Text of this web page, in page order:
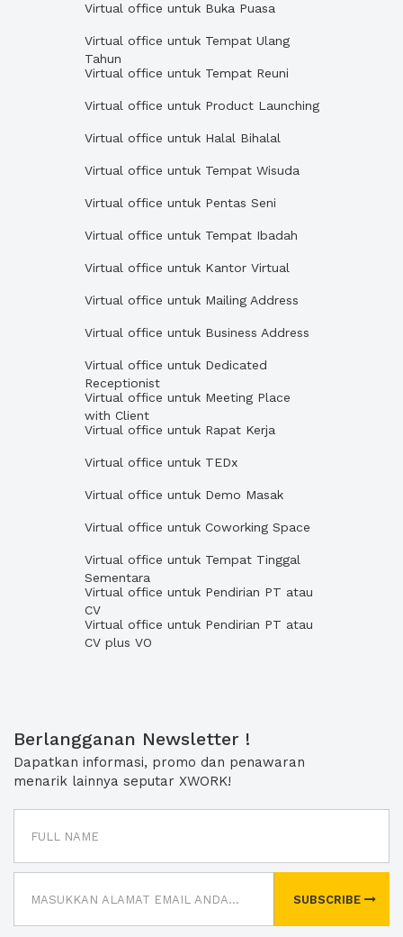
Virtual office untuk Buka Puasa
Virtual office untuk Tempat Ulang
Tahun
Virtual office untuk Tempat Reuni
Virtual office untuk Product Launching
Virtual office untuk Halal Bihalal
Virtual office untuk Tempat Wisuda
Virtual office untuk Pentas Seni
Virtual office untuk Tempat Ibadah
Virtual office untuk Kantor Virtual
Virtual office untuk Mailing Address
Virtual office untuk Business Address
Virtual office untuk Dedicated
Receptionist
Virtual office untuk Meeting Place
with Client
Virtual office untuk Rapat Kerja
Virtual office untuk TEDx
Virtual office untuk Demo Masak
Virtual office untuk Coworking Space
Virtual office untuk Tempat Tinggal
Sementara
Virtual office untuk Pendirian PT atau
CV
Virtual office untuk Pendirian PT atau
CV plus VO
Berlangganan Newsletter !
Dapatkan informasi, promo dan penawaran
menarik lainnya seputar XWORK!
SUBSCRIBE